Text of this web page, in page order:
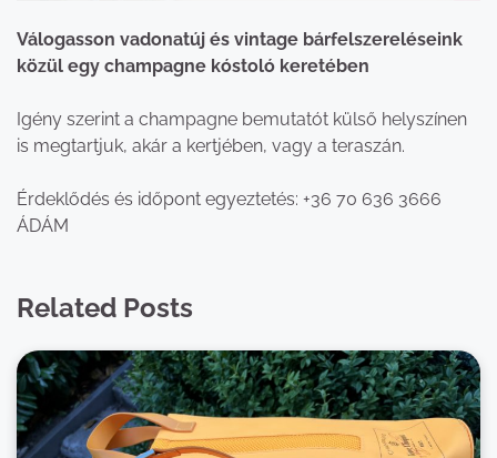
Válogasson vadonatúj és vintage bárfelszereléseink
közül egy champagne kóstoló keretében
Igény szerint a champagne bemutatót külső helyszínen
is megtartjuk, akár a kertjében, vagy a teraszán.
Érdeklődés és időpont egyeztetés: +36 70 636 3666
ÁDÁM
Related Posts